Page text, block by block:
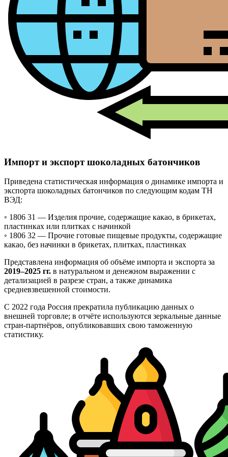
Импорт и экспорт шоколадных батончиков
Приведена статистическая информация о динамике импорта и
экспорта шоколадных батончиков по следующим кодам ТН
ВЭД:
◦ 1806 31 — Изделия прочие, содержащие какао, в брикетах,
пластинках или плитках с начинкой
◦ 1806 32 — Прочие готовые пищевые продукты, содержащие
какао, без начинки в брикетах, плитках, пластинках
Представлена информация об объёме импорта и экспорта за
2019–2025 гг. в натуральном и денежном выражении с
детализацией в разрезе стран, а также динамика
средневзвешенной стоимости.
С 2022 года Россия прекратила публикацию данных о
внешней торговле; в отчёте используются зеркальные данные
стран-партнёров, опубликовавших свою таможенную
статистику.